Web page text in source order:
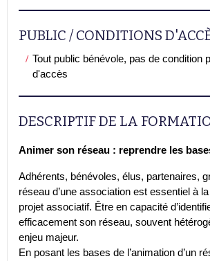
PUBLIC / CONDITIONS
Tout public bénévole, pas de condition
d'accès
DESCRIPTIF DE LA
Animer son réseau : reprendre les
Adhérents, bénévoles, élus, partenaires,
réseau d’une association est essentiel à
projet associatif. Être en capacité
efficacement son réseau, souvent
enjeu majeur.
En posant les bases de l’animation d’un